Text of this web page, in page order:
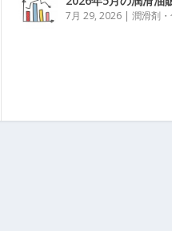
7月 29, 2026| 潤滑剤